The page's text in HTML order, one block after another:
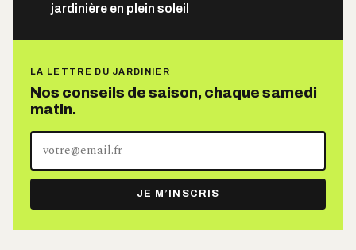
jardinière en plein soleil
LA LETTRE DU JARDINIER
Nos conseils de saison, chaque samedi
matin.
Votre
adresse
e-
mail
JE M’INSCRIS